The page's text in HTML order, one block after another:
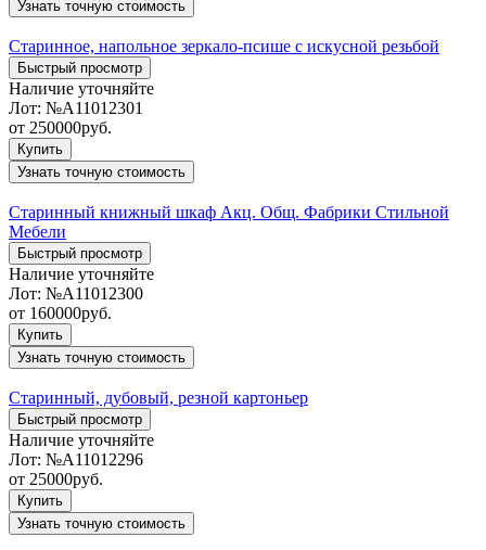
Узнать точную стоимость
Старинное, напольное зеркало-псише с искусной резьбой
Быстрый просмотр
Наличие уточняйте
Лот: №А11012301
от 250000руб.
Купить
Узнать точную стоимость
Старинный книжный шкаф Акц. Общ. Фабрики Стильной
Мебели
Быстрый просмотр
Наличие уточняйте
Лот: №А11012300
от 160000руб.
Купить
Узнать точную стоимость
Старинный, дубовый, резной картoньep
Быстрый просмотр
Наличие уточняйте
Лот: №А11012296
от 25000руб.
Купить
Узнать точную стоимость